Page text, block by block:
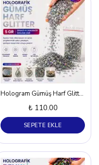
Hologram Gümüş Harf Glitter – 5 gr
₺ 110.00
SEPETE EKLE